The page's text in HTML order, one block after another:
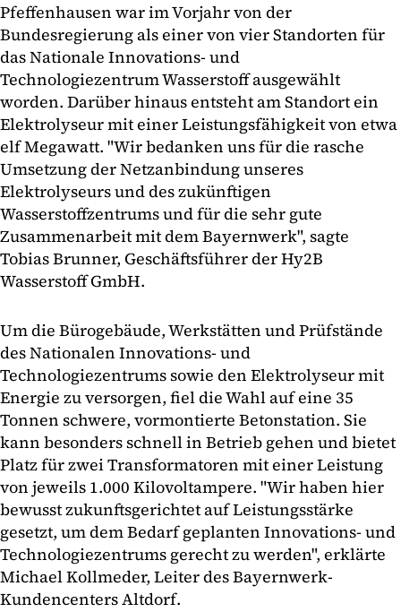
Pfeffenhausen war im Vorjahr von der
Bundesregierung als einer von vier Standorten für
das Nationale Innovations- und
Technologiezentrum Wasserstoff ausgewählt
worden. Darüber hinaus entsteht am Standort ein
Elektrolyseur mit einer Leistungsfähigkeit von etwa
elf Megawatt. "Wir bedanken uns für die rasche
Umsetzung der Netzanbindung unseres
Elektrolyseurs und des zukünftigen
Wasserstoffzentrums und für die sehr gute
Zusammenarbeit mit dem Bayernwerk", sagte
Tobias Brunner, Geschäftsführer der Hy2B
Wasserstoff GmbH.
Um die Bürogebäude, Werkstätten und Prüfstände
des Nationalen Innovations- und
Technologiezentrums sowie den Elektrolyseur mit
Energie zu versorgen, fiel die Wahl auf eine 35
Tonnen schwere, vormontierte Betonstation. Sie
kann besonders schnell in Betrieb gehen und bietet
Platz für zwei Transformatoren mit einer Leistung
von jeweils 1.000 Kilovoltampere. "Wir haben hier
bewusst zukunftsgerichtet auf Leistungsstärke
gesetzt, um dem Bedarf geplanten Innovations- und
Technologiezentrums gerecht zu werden", erklärte
Michael Kollmeder, Leiter des Bayernwerk-
Kundencenters Altdorf.